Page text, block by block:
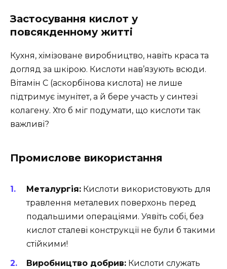
Застосування кислот у
повсякденному житті
Кухня, хімізоване виробництво, навіть краса та
догляд за шкірою. Кислоти нав’язують всюди.
Вітамін C (аскорбінова кислота) не лише
підтримує імунітет, а й бере участь у синтезі
колагену. Хто б міг подумати, що кислоти так
важливі?
Промислове використання
Металургія: Кислоти використовують для
травлення металевих поверхонь перед
подальшими операціями. Уявіть собі, без
кислот сталеві конструкції не були б такими
стійкими!
Виробництво добрив: Кислоти служать